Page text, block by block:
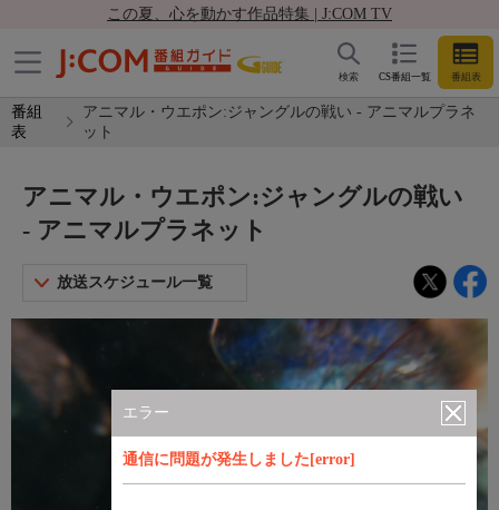
この夏、心を動かす作品特集 | J:COM TV
CS番組一覧 番組表
検索
番組
表
アニマル・ウエポン:ジャングルの戦い - アニマルプラネ
ット
エラー
通信に問題が発生しました[error]
アニマル・ウエポン:ジャングルの戦い
- アニマルプラネット
放送スケジュール一覧